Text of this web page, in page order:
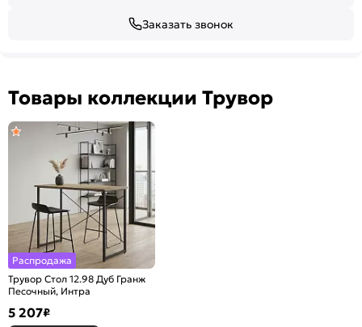
Заказать звонок
Товары коллекции Трувор
Распродажа
Трувор Стол 12.98 Дуб Гранж
Песочный, Интра
5 207₽